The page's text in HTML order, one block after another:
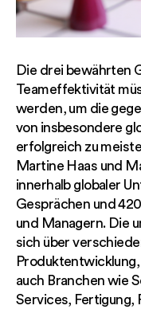
Die drei bewährten
Teameffektivität
werden, um die
von insbesondere
erfolgreich zu
Martine Haas und
innerhalb globaler
Gesprächen und
und Managern. Die
sich über
auch Branchen wie
Services, Fertigung,